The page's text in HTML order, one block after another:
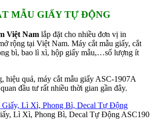
MẪU GIẤY TỰ ĐỘNG
Việt Nam lắp đặt cho nhiều đơn vị in
rộng tại Việt Nam. Máy cắt mẫu giấy, cắt
bì, bao lì xì, hộp giấy mẫu,…số lượng ít
hiệu quả, máy cắt mẫu giấy ASC-1907A
đầu tư rất nhiều thời gian gần đây.
Lì Xì, Phong Bì, Decal Tự Động